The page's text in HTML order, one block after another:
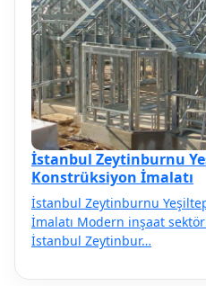
İstanbul Zeytinburnu
Konstrüksiyon İmalatı
İstanbul Zeytinburnu
İmalatı Modern inşaat
İstanbul Zeytinbur…